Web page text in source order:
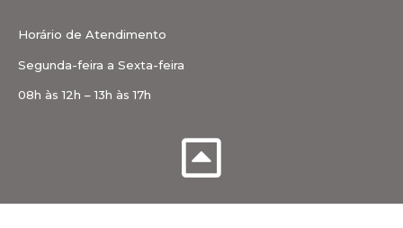
Horário de Atendimento
Segunda-feira a Sexta-feira
08h às 12h – 13h às 17h